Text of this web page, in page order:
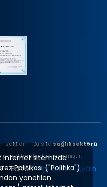
saklıdır. - Bu sitesağlık sektörü
tarafından yapılmıştır.
- Editör:Ezgi Gizem Aydın
internet sitemizde
Politikası ("Politika")
yönetilen